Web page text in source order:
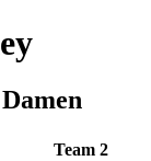
Team 2